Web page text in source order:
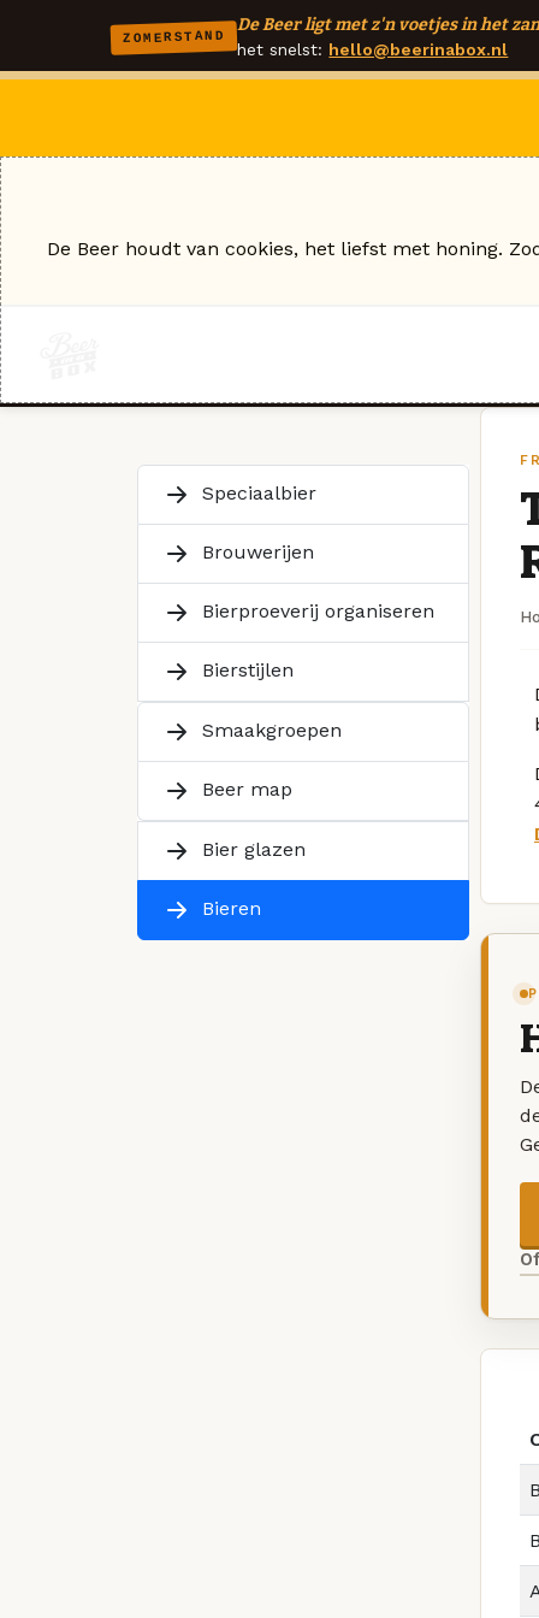
ZOMERSTAND
De Beer ligt met z'n voetjes in het
het snelst: hello@beerinabox.nl
Speciaalbier
Brouwerijen
Bierproeverij organiseren
Bierstijlen
Smaakgroepen
Beer map
Bier glazen
Bieren
De Beer houdt van cookies, het liefst met honing.